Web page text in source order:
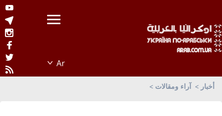
أخبار آراء ومقالات